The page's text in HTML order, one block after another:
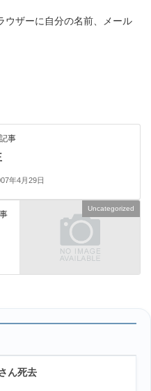
ウザーに自分の名前、メール
事
年4月29日
Uncategorized
ん死去